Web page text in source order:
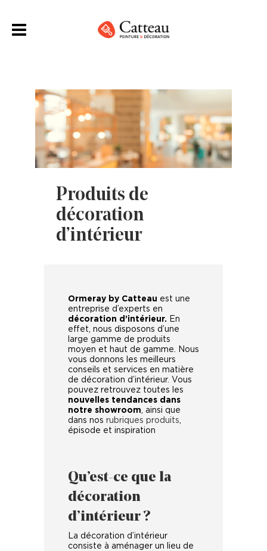
Produits de
décoration
d’intérieur
Ormeray by Catteau est une
entreprise d’experts en
décoration d’intérieur. En
effet, nous disposons d’une
large gamme de produits
moyen et haut de gamme. Nous
vous donnons les meilleurs
conseils et services en matière
de décoration d’intérieur. Vous
pouvez retrouvez toutes les
nouvelles tendances dans
notre showroom, ainsi que
dans nos rubriques produits,
épisode et inspiration
Qu’est-ce que la
décoration
d’intérieur ?
La décoration d’intérieur
consiste à aménager un lieu de